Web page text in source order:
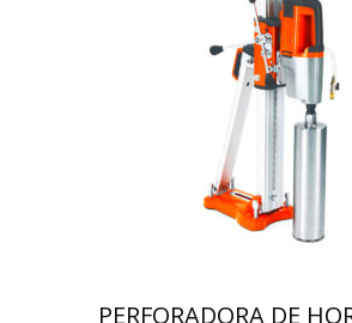
PERFORADORA DE